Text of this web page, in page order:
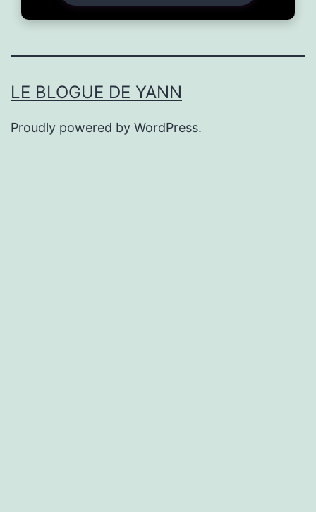
LE BLOGUE DE YANN
Proudly powered by WordPress.